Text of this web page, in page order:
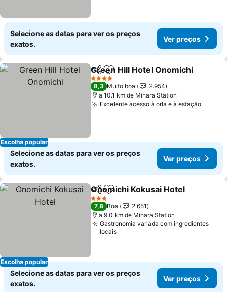
Selecione as datas para ver os preços
exatos.
Ver preços
Escolha popular
PartilharAdicionar aos favoritos
Green Hill Hotel Onomichi
4 Estrelas
8,3 Muito boa
2.954
a 10.1 km de Mihara Station
Excelente acesso à orla e à estaçãoVer
Selecione as datas para ver os preços
exatos.
Ver preços
Escolha popular
PartilharAdicionar aos favoritos
Onomichi Kokusai Hotel
3 Estrelas
7,8 Boa
2.651
a 9.0 km de Mihara Station
Gastronomia variada com ingredientes
locais
Selecione as datas para ver os preços
exatos.
Ver preços